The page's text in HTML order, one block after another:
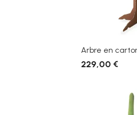
Arbre en
229,00 €